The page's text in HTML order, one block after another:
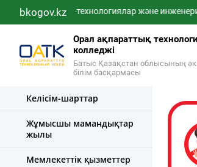
bkogov.kz
IT-технологиялар және инженерия
Орал ақпараттық
колледжі
Батыс Қазақстан облысының
білім басқармасы
Келісім-шарттар
Жұмысшы мамандықтар
жылы
Мемлекеттік қызметтер